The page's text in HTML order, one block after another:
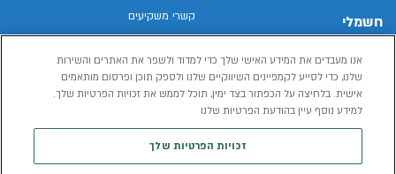
חשמלי
רכב חשמלי
הכל על רכב חשמלי
קשרי משקיעים
מפת האתר
מדיניות פרטיות
תנאי שימוש
אנו מעבדים את המידע האישי שלך כדי למדוד ולשפר את האתרים והשירות
שלנו, כדי לסייע לקמפיינים השיווקיים שלנו ולספק תוכן ופרסום מותאמים
אישית. בלחיצה על הכפתור בצד ימין, תוכל לממש את זכויות הפרטיות שלך.
למידע נוסף עיין בהודעת הפרטיות שלנו
זכויות הפרטיות שלך